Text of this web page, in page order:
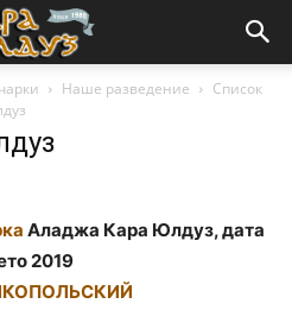
Наше разведение
Список
Аладжа Кара Юлдуз, дата
2019